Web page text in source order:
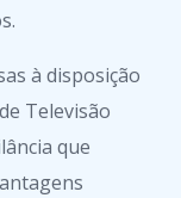
à disposição
Televisão
que